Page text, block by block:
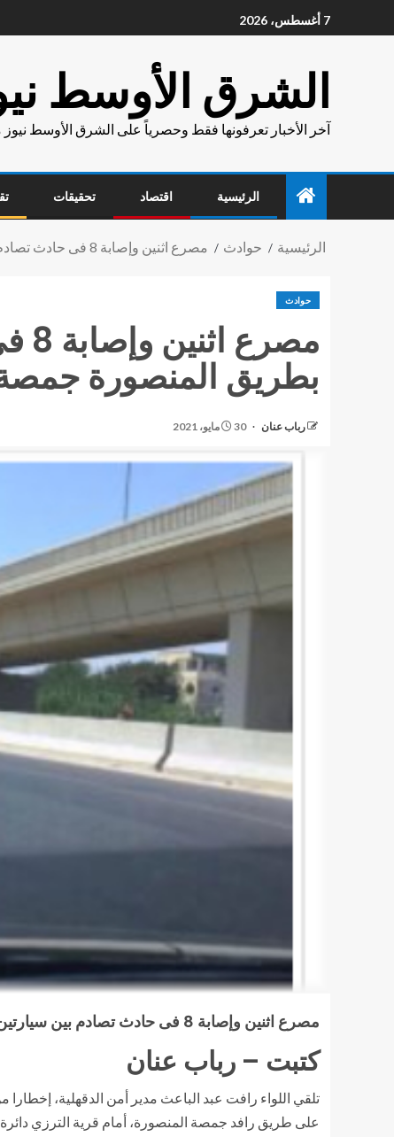
7 أغسطس، 2026
الشرق الأوسط
آخر الأخبار تعرفونها فقط وحصرياً على الشرق الأوسط
الرئيسية اقتصاد تحقيقات
الرئيسية حوادث مصرع اثنين وإصابة 8 فى حادث تصادم بين سيارتين مينى باص وربع نقل بطريق المنصورة جمصة
حوادث
بطريق المنصورة
رباب عنان 30 مايو، 2021
مصرع اثنين وإصابة 8 فى حادث تصادم بين سيارتين مينى باص وربع نقل بطريق المنصورة جمصة
كتبت – رباب عنان
تلقي اللواء رافت عبد الباعث مدير أمن الدقهلية،
على طريق رافد جمصة المنصورة، أمام قرية الترزي دائرة